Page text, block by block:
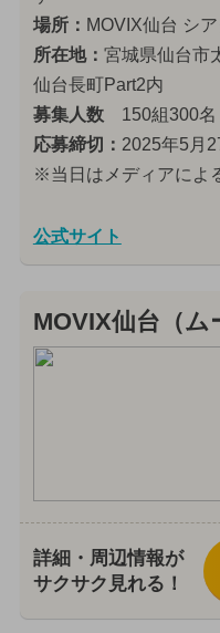
場所： MOVIX仙台 シ
所在地： 宮城県仙台市
仙台長町Part2内
募集人数150組300名
応募締切： 2025年5月
※当日はメディアによ
公式サイト
MOVIX仙台（ム
詳細・周辺情報が
サクサク見れる！